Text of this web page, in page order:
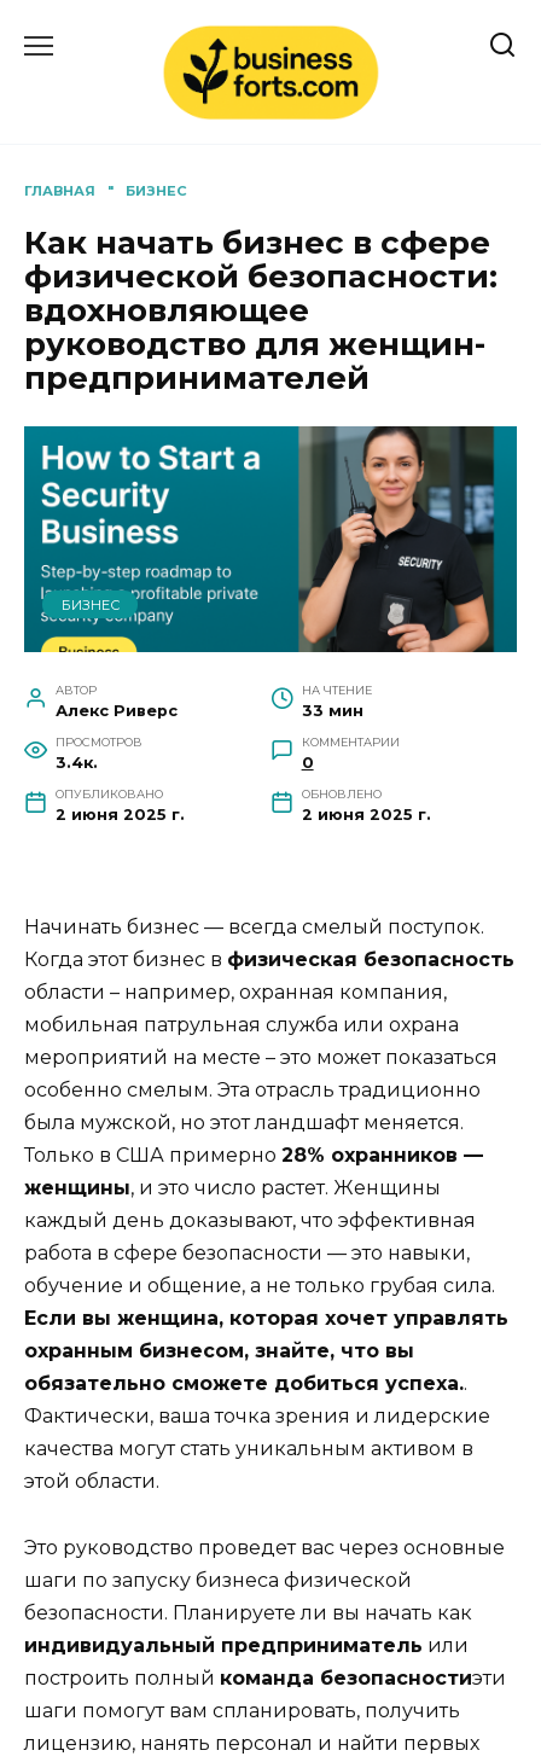
ГЛАВНАЯ " БИЗНЕС
Как начать бизнес в сфере
физической безопасности:
вдохновляющее
руководство для женщин-
предпринимателей
БИЗНЕС
АВТОР
Алекс Риверс
НА ЧТЕНИЕ
33 мин
ПРОСМОТРОВ
3.4к.
КОММЕНТАРИИ
0
ОПУБЛИКОВАНО
2 июня 2025 г.
ОБНОВЛЕНО
2 июня 2025 г.
Начинать бизнес — всегда смелый поступок.
Когда этот бизнес в физическая безопасность
области – например, охранная компания,
мобильная патрульная служба или охрана
мероприятий на месте – это может показаться
особенно смелым. Эта отрасль традиционно
была мужской, но этот ландшафт меняется.
Только в США примерно 28% охранников —
женщины, и это число растет. Женщины
каждый день доказывают, что эффективная
работа в сфере безопасности — это навыки,
обучение и общение, а не только грубая сила.
Если вы женщина, которая хочет управлять
охранным бизнесом, знайте, что вы
обязательно сможете добиться успеха..
Фактически, ваша точка зрения и лидерские
качества могут стать уникальным активом в
этой области.
Это руководство проведет вас через основные
шаги по запуску бизнеса физической
безопасности. Планируете ли вы начать как
индивидуальный предприниматель или
построить полный команда безопасностиэти
шаги помогут вам спланировать, получить
лицензию, нанять персонал и найти первых